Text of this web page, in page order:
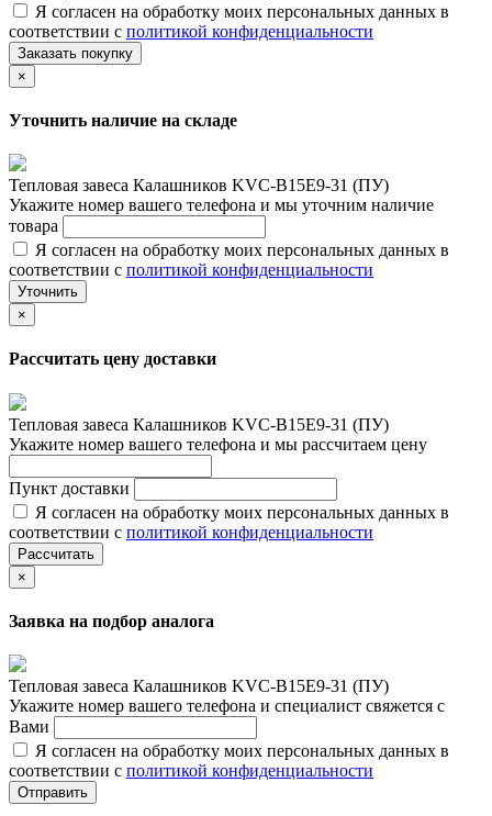
Я согласен на обработку моих персональных данных в
соответствии с политикой конфиденциальности
Заказать покупку
×
Уточнить наличие на складе
Тепловая завеса Калашников KVC-B15E9-31 (ПУ)
Укажите номер вашего телефона и мы уточним наличие
товара
Я согласен на обработку моих персональных данных в
соответствии с политикой конфиденциальности
Уточнить
×
Рассчитать цену доставки
Тепловая завеса Калашников KVC-B15E9-31 (ПУ)
Укажите номер вашего телефона и мы рассчитаем цену
Пункт доставки
Я согласен на обработку моих персональных данных в
соответствии с политикой конфиденциальности
Рассчитать
×
Заявка на подбор аналога
Тепловая завеса Калашников KVC-B15E9-31 (ПУ)
Укажите номер вашего телефона и специалист свяжется с
Вами
Я согласен на обработку моих персональных данных в
соответствии с политикой конфиденциальности
Отправить